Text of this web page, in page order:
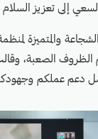
إلى تعزيز
والمتميزة
الصعبة،